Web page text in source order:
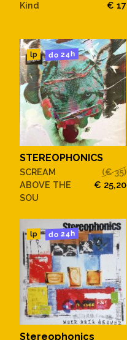
Kind € 17
lp do 24h
STEREOPHONICS
SCREAM
ABOVE THE
SOU
(€ 35)
€ 25,20
lp do 24h
Stereophonics